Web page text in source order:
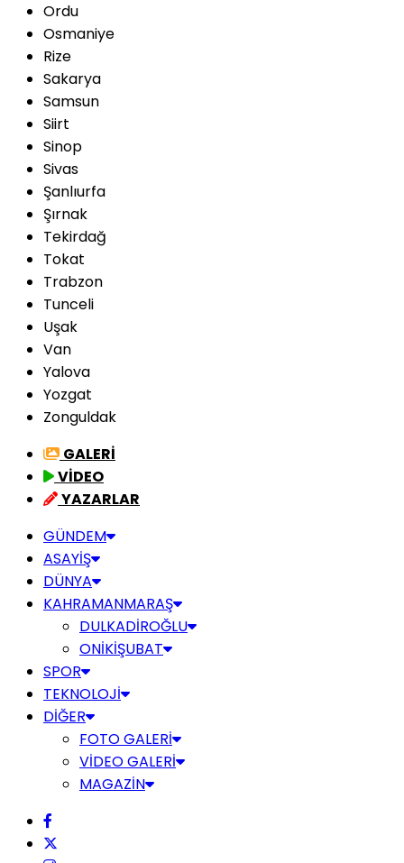
Ordu
Osmaniye
Rize
Sakarya
Samsun
Siirt
Sinop
Sivas
Şanlıurfa
Şırnak
Tekirdağ
Tokat
Trabzon
Tunceli
Uşak
Van
Yalova
Yozgat
Zonguldak
GALERİ
VİDEO
YAZARLAR
GÜNDEM
ASAYİŞ
DÜNYA
KAHRAMANMARAŞ
DULKADİROĞLU
ONİKİŞUBAT
SPOR
TEKNOLOJİ
DİĞER
FOTO GALERİ
VİDEO GALERİ
MAGAZİN